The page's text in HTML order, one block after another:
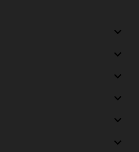





